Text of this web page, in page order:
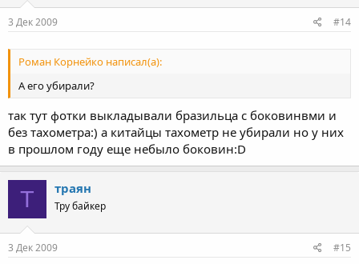
3 Дек 2009 #14
Роман Корнейко написал(а):
А его убирали?
так тут фотки выкладывали бразильца с боковинвми и
без тахометра:) а китайцы тахометр не убирали но у них
в прошлом году еще небыло боковин:D
Т траян
Тру байкер
3 Дек 2009 #15